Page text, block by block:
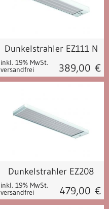
Dunkelstrahler EZ111 N
inkl. 19% MwSt.
versandfrei 389,00 €
Dunkelstrahler EZ208
inkl. 19% MwSt.
versandfrei 479,00 €